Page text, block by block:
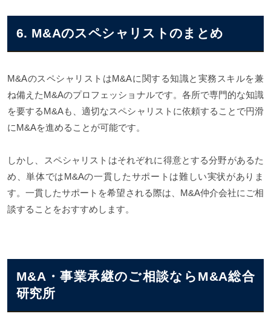
6. M&Aのスペシャリストのまとめ
M&AのスペシャリストはM&Aに関する知識と実務スキルを兼
ね備えたM&Aのプロフェッショナルです。各所で専門的な知識
を要するM&Aも、適切なスペシャリストに依頼することで円滑
にM&Aを進めることが可能です。
しかし、スペシャリストはそれぞれに得意とする分野があるた
め、単体ではM&Aの一貫したサポートは難しい実状がありま
す。一貫したサポートを希望される際は、M&A仲介会社にご相
談することをおすすめします。
M&A・事業承継のご相談ならM&A総合
研究所